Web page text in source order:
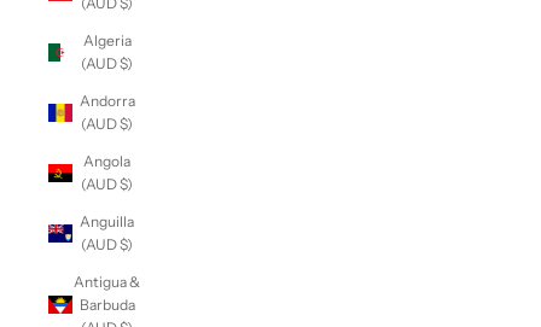
Algeria
(AUD $)
Andorra
(AUD $)
Angola
(AUD $)
Anguilla
(AUD $)
Antigua &
Barbuda